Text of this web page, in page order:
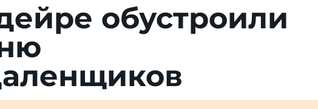
обустроили